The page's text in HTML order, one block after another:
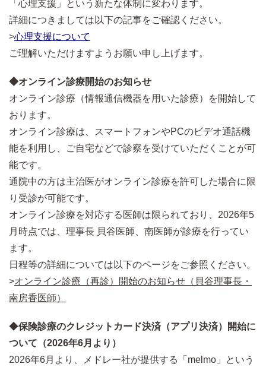
「心理支援」という新たな体制に変わります。
詳細につきましては以下の記事をご確認ください。
>心理支援について
ご理解いただけますようお願い申し上げます。
◆オンライン診療開始のお知らせ
オンライン診療（情報通信機器を用いた診療）を開始して
おります。
オンライン診療は、スマートフォンやPCのビデオ通話機
能を利用し、ご自宅などで診察を受けていただくことが可
能です。
通院中の方は主治医がオンライン診療を許可した場合に限
り受診が可能です。
オンライン診療を対応する医師は限られており、2026年5
月時点では、理事長 貝谷医師、南医師が診療を行ってい
ます。
日程等の詳細については以下のページをご参照ください。
>オンライン診療（再診）開始のお知らせ（貝谷理事長・
南房香医師）
◆保険診療のクレジットカード決済（アプリ決済）
開始に
ついて（2026年6月より）
2026年6月より、メドレー社が提供する「melmo」という